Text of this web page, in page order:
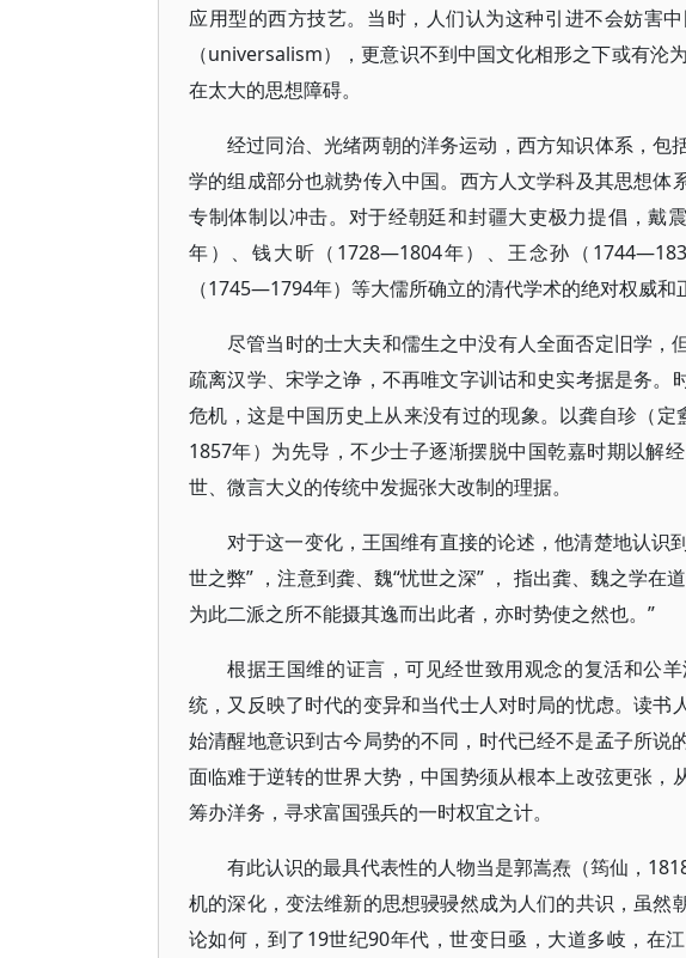
应用型的西方技艺。当时，人们认为这种引进不会妨害
（universalism），更意识不到中国文化相形之下或有
在太大的思想障碍。
经过同治、光绪两朝的洋务运动，西方知识体系，包
学的组成部分也就势传入中国。西方人文学科及其思想体
专制体制以冲击。对于经朝廷和封疆大吏极力提倡，
年）、钱大昕（1728—1804年）、王念孙（
（1745—1794年）等大儒所确立的清代学术的绝对权威和
尽管当时的士大夫和儒生之中没有人全面否定旧学，
疏离汉学、宋学之诤，不再唯文字训诂和史实考据是务。
危机，这是中国历史上从来没有过的现象。以龚自珍（
1857年）为先导，不少士子逐渐摆脱中国乾嘉时期以解
世、微言大义的传统中发掘张大改制的理据。
对于这一变化，王国维有直接的论述，他清楚地认识
世之弊” ，注意到龚、魏“忧世之深” ， 指出龚、魏之学在
为此二派之所不能摄其逸而出此者，亦时势使之然也。”
根据王国维的证言，可见经世致用观念的复活和公
统，又反映了时代的变异和当代士人对时局的忧虑。读书
始清醒地意识到古今局势的不同，时代已经不是孟子所说
面临难于逆转的世界大势，中国势须从根本上改弦更张，
筹办洋务，寻求富国强兵的一时权宜之计。
有此认识的最具代表性的人物当是郭嵩焘（筠仙，
机的深化，变法维新的思想骎骎然成为人们的共识，虽然
论如何，到了19世纪90年代，世变日亟，大道多岐，在